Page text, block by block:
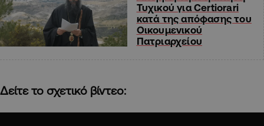
Τυχικού για Certiorari
κατά της απόφασης του
Οικουμενικού
Πατριαρχείου
Δείτε το σχετικό βίντεο: